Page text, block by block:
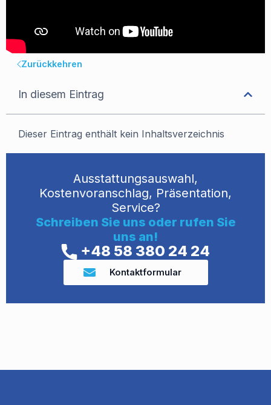
Zurückkehren
In diesem Eintrag
Dieser Eintrag enthält kein Inhaltsverzeichnis
Ausstattungsauswahl,
Kostenvoranschlag, Präsentation,
Service?
Schreiben Sie uns oder rufen Sie
uns an!
+48 58 380 24 24
Kontaktformular